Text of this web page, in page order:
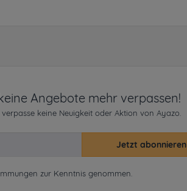
Angebote mehr verpassen!
keine Neuigkeit oder Aktion von Ayazo.
Jetzt abonnieren
zur Kenntnis genommen.